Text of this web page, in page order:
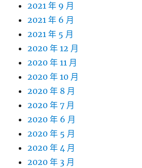
2021 年 9 月
2021 年 6 月
2021 年 5 月
2020 年 12 月
2020 年 11 月
2020 年 10 月
2020 年 8 月
2020 年 7 月
2020 年 6 月
2020 年 5 月
2020 年 4 月
2020 年 3 月